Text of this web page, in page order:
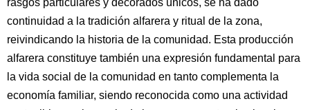
rasgos particulares y decorados únicos, se ha dado
continuidad a la tradición alfarera y ritual de la zona,
reivindicando la historia de la comunidad. Esta producción
alfarera constituye también una expresión fundamental para
la vida social de la comunidad en tanto complementa la
economía familiar, siendo reconocida como una actividad